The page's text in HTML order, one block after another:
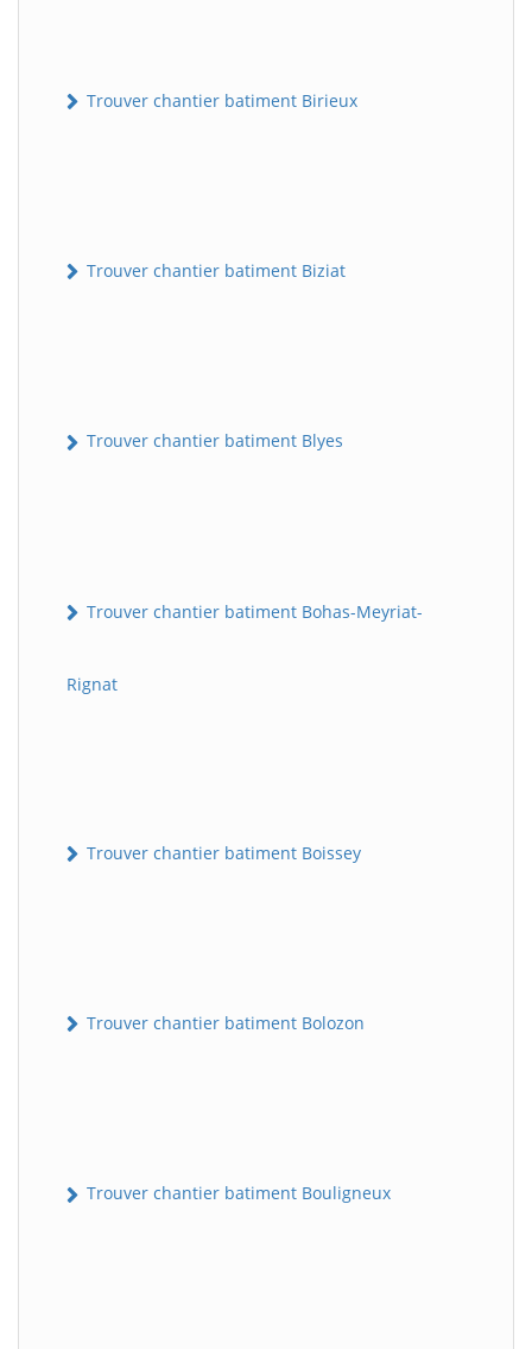
Trouver chantier batiment Birieux
Trouver chantier batiment Biziat
Trouver chantier batiment Blyes
Trouver chantier batiment Bohas-Meyriat-
Rignat
Trouver chantier batiment Boissey
Trouver chantier batiment Bolozon
Trouver chantier batiment Bouligneux